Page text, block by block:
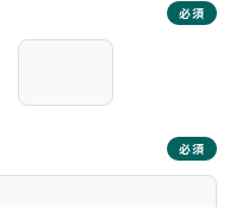
必須
必須